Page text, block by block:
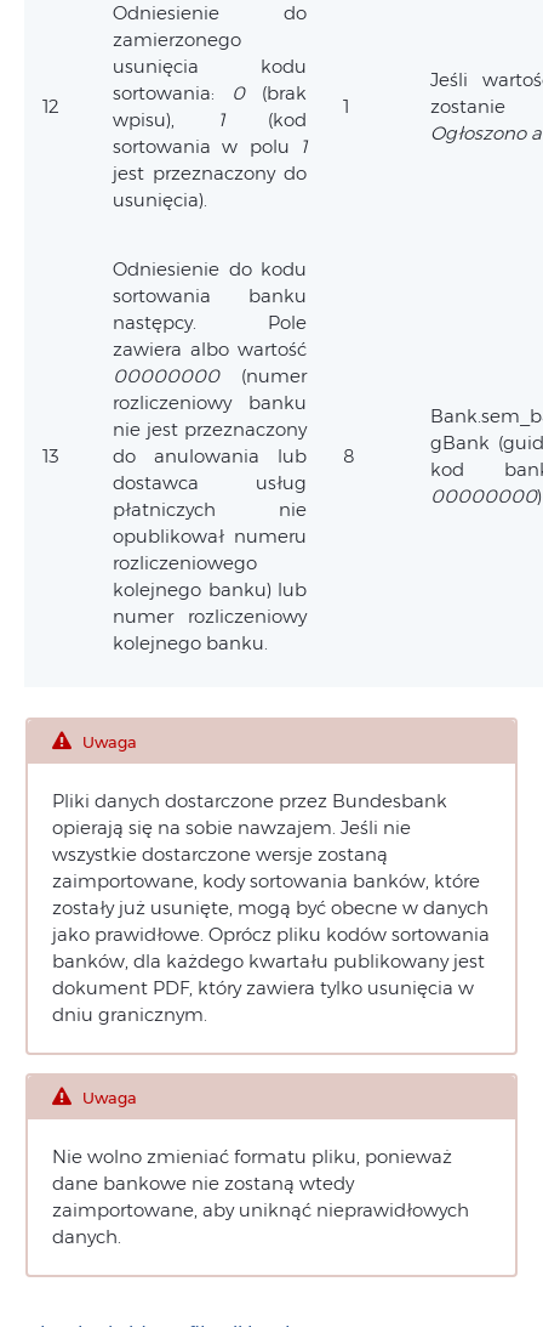
12
Odniesienie do
zamierzonego
usunięcia kodu
sortowania:
0(brak
wpisu),
1(kod
sortowania w polu
1
jest przeznaczony do
usunięcia).
1
Jeśli
Ogłoszono
13
Odniesienie do kodu
sortowania banku
następcy. Pole
zawiera albo wartość
00000000(numer
rozliczeniowy banku
nie jest przeznaczony
do anulowania lub
dostawca usług
płatniczych nie
opublikował numeru
rozliczeniowego
kolejnego banku) lub
numer rozliczeniowy
kolejnego banku.
8
gBank
kod
00000000
Uwaga
Pliki danych dostarczone przez Bundesbank
opierają się na sobie nawzajem. Jeśli nie
wszystkie dostarczone wersje zostaną
zaimportowane, kody sortowania banków, które
zostały już usunięte, mogą być obecne w danych
jako prawidłowe. Oprócz pliku kodów sortowania
banków, dla każdego kwartału publikowany jest
dokument PDF, który zawiera tylko usunięcia w
dniu granicznym.
Uwaga
Nie wolno zmieniać formatu pliku, ponieważ
dane bankowe nie zostaną wtedy
zaimportowane, aby uniknąć nieprawidłowych
danych.